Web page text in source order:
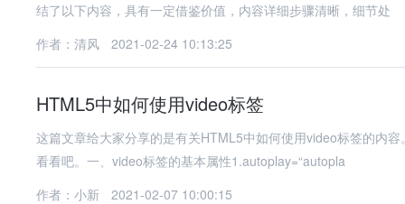
结了以下内容，具有一定借鉴价值，内容详细步骤清晰，细节处
作者：清风
2021-02-24 10:13:25
HTML5中如何使用video标签
这篇文章给大家分享的是有关HTML5中如何使用video标签的内
看看吧。一、video标签的基本属性1.autoplay=“autopla
作者：小新
2021-02-07 10:00:15